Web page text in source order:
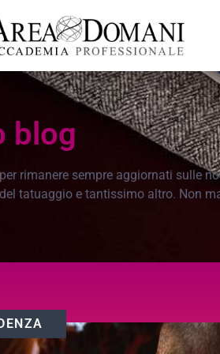
blog
rimanere sempre aggiornati sulle
del tatuaggio e tantissimo altro. Non